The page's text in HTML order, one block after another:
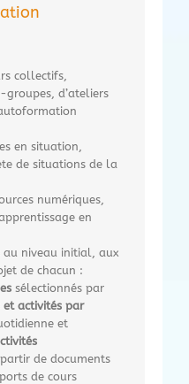
collectifs,
groupes, d’ateliers
en situation,
de situations de la
numériques,
en
au niveau initial, aux
de chacun :
sélectionnés par
et activités par
et
ctivités
de documents
de cours